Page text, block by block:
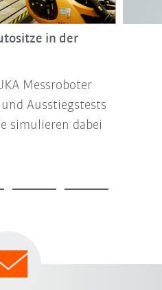
in der
Messroboter
Ausstiegstests
simulieren dabei